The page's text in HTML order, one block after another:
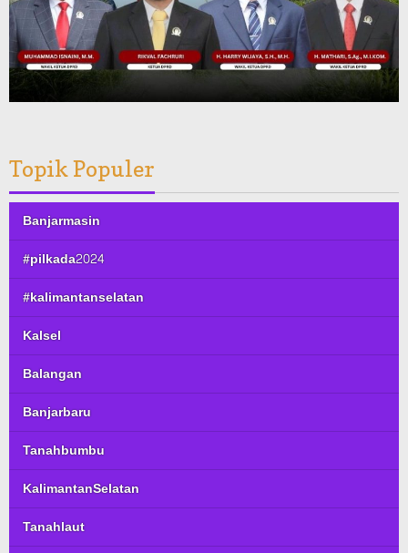
Topik Populer
Banjarmasin
#pilkada2024
#kalimantanselatan
Kalsel
Balangan
Banjarbaru
Tanahbumbu
KalimantanSelatan
Tanahlaut